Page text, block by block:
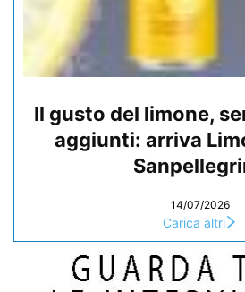
Il gusto del limone,
aggiunti: arriva
14/07/2026
Carica altri